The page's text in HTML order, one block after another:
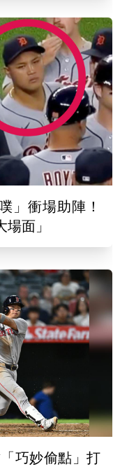
」衝場助陣！
面」
巧妙偷點」打